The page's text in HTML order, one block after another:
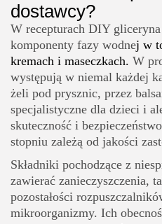
dostawcy?
W recepturach DIY
komponenty fazy wodnej w
kremach i maseczkach. W
występują w niemal każdej
żeli pod prysznic, przez
specjalistyczne dla dzieci i
skuteczność i
stopniu zależą od jakości
Składniki pochodzące z
zawierać zanieczyszczenia,
pozostałości
mikroorganizmy. Ich